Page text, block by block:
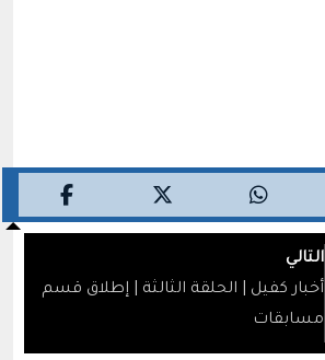
التالي
أخبار كفيل | الحلقة الثالثة | إطلاق قسم
مسابقات